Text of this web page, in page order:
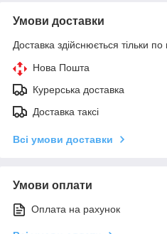
Умови доставки
Доставка здійснюється тільки по
Нова Пошта
Курерська доставка
Доставка таксі
Всі умови доставки
Умови оплати
Оплата на рахунок